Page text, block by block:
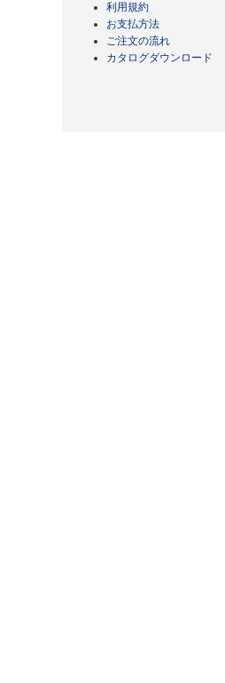
利用規約
お支払方法
ご注文の流れ
カタログダウンロード